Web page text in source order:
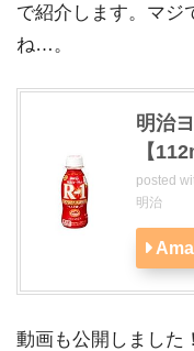
で紹介します。マジ
ね…。
明治
【
posted
明治
動画も公開しました！